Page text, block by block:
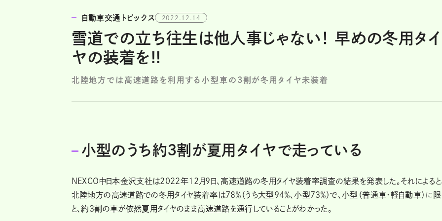
自動車交通トピックス 2022.12.14
雪道での立ち往生は他人事じゃない！ 早めの冬用タイ
ヤの装着を!!
北陸地方では高速道路を利用する小型車の3割が冬用タイヤ未装着
小型のうち約3割が夏用タイヤで走っている
NEXCO中日本金沢支社は2022年12月9日、高速道路の冬用タイヤ装着率調査の結果を発表した。それによると
北陸地方の高速道路での冬用タイヤ装着率は78％（うち大型94％、小型73％）で、小型（普通車・軽自動車）に限
と、約3割の車が依然夏用タイヤのまま高速道路を通行していることがわかった。